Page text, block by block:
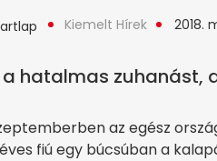
Kiemelt Hírek 2018.
hatalmas zuhanást,
az egész
fiú egy búcsúban a